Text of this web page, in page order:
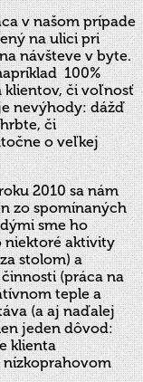
v našom prípade
na ulici pri
návšteve v byte.
100%
klientov, či voľnosť
nevýhody: dážď
či
o veľkej
2010 sa nám
zo spomínaných
sme ho
niektoré aktivity
stolom) a
(práca na
teple a
(a aj naďalej
jeden dôvod:
klienta
nízkoprahovom